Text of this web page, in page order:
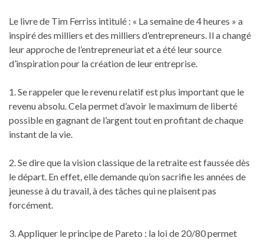
Le livre de Tim Ferriss intitulé : « La semaine de 4 heures » a
inspiré des milliers et des milliers d’entrepreneurs. Il a changé
leur approche de l’entrepreneuriat et a été leur source
d’inspiration pour la création de leur entreprise.
1. Se rappeler que le revenu relatif est plus important que le
revenu absolu. Cela permet d’avoir le maximum de liberté
possible en gagnant de l’argent tout en profitant de chaque
instant de la vie.
2. Se dire que la vision classique de la retraite est faussée dès
le départ. En effet, elle demande qu’on sacrifie les années de
jeunesse à du travail, à des tâches qui ne plaisent pas
forcément.
3. Appliquer le principe de Pareto : la loi de 20/80 permet